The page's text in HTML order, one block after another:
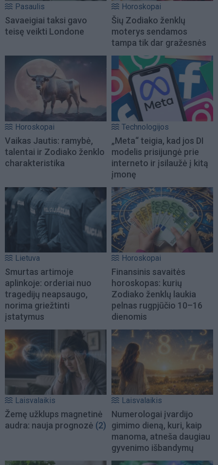
Pasaulis
Savaeigiai taksi gavo
teisę veikti Londone
Horoskopai
Šių Zodiako ženklų
moterys sendamos
tampa tik dar gražesnės
Horoskopai
Vaikas Jautis: ramybė,
talentai ir Zodiako ženklo
charakteristika
Technologijos
„Meta“ teigia, kad jos DI
modelis prisijungė prie
interneto ir įsilaužė į kitą
įmonę
Lietuva
Smurtas artimoje
aplinkoje: orderiai nuo
tragedijų neapsaugo,
norima griežtinti
įstatymus
Horoskopai
Finansinis savaitės
horoskopas: kurių
Zodiako ženklų laukia
pelnas rugpjūčio 10–16
dienomis
Laisvalaikis
Žemę užklups magnetinė
audra: nauja prognozė (2)
Laisvalaikis
Numerologai įvardijo
gimimo dieną, kuri, kaip
manoma, atneša daugiau
gyvenimo išbandymų